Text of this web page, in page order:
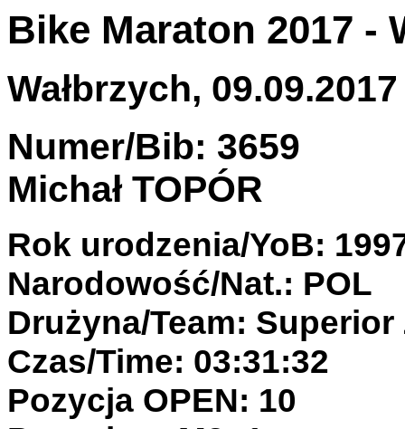
Bike Maraton 2017 -
Wałbrzych,
Numer/Bib: 3659
Michał TOPÓR
Rok urodzenia/YoB:
Narodowość/Nat.: POL
Drużyna/Team: Superior
Czas/Time: 03:31:32
Pozycja OPEN: 10